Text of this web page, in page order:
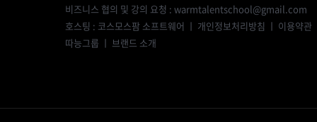
비즈니스 협의 및 강의 요청 : warmtalentschool@gmail.com
호스팅 : 코스모스팜 소프트웨어 ㅣ 개인정보처리방침 ㅣ 이용약관
따능그룹 ㅣ 브랜드 소개